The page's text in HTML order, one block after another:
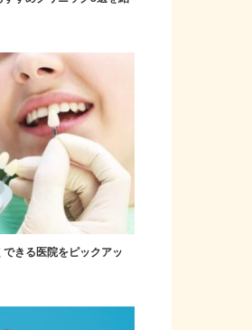
きる医院をピックアッ